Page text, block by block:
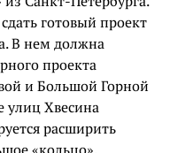
готовый проект
В нем должна
проекта
и Большой Горной
улиц Хвесина
расширить